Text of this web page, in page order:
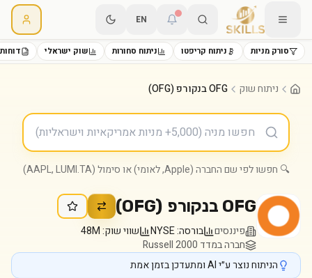
EN
סורק מניות ניתוח קריפטו ניתוח סחורות שוק ישראלי
ניתוח שוק OFG בנקורפ (OFG)
🔍 חפשו לפי שם החברה (Apple, לאומי) או סימול (AAPL, LUMI.TA)
OFG בנקורפ (
OFG
)
פיננסים בורסה:NYSE שווי שוק:48M
חברה במדד Russell 2000
הניתוח נוצר ע״י AI ומתעדכן בזמן אמת